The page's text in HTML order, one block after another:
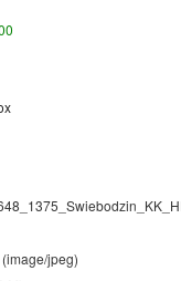
jpeg)